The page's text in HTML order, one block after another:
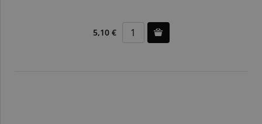
5,10 €